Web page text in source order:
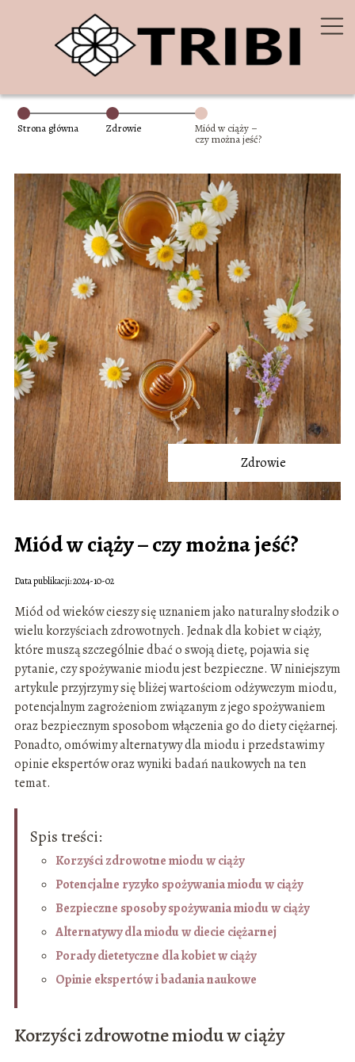
Strona główna Zdrowie
Miód w ciąży –
czy można jeść?
Zdrowie
Miód w ciąży – czy można jeść?
Data publikacji: 2024-10-02
Miód od wieków cieszy się uznaniem jako naturalny słodzik o
wielu korzyściach zdrowotnych. Jednak dla kobiet w ciąży,
które muszą szczególnie dbać o swoją dietę, pojawia się
pytanie, czy spożywanie miodu jest bezpieczne. W niniejszym
artykule przyjrzymy się bliżej wartościom odżywczym miodu,
potencjalnym zagrożeniom związanym z jego spożywaniem
oraz bezpiecznym sposobom włączenia go do diety ciężarnej.
Ponadto, omówimy alternatywy dla miodu i przedstawimy
opinie ekspertów oraz wyniki badań naukowych na ten
temat.
Spis treści:
Korzyści zdrowotne miodu w ciąży
Potencjalne ryzyko spożywania miodu w ciąży
Bezpieczne sposoby spożywania miodu w ciąży
Alternatywy dla miodu w diecie ciężarnej
Porady dietetyczne dla kobiet w ciąży
Opinie ekspertów i badania naukowe
Korzyści zdrowotne miodu w ciąży